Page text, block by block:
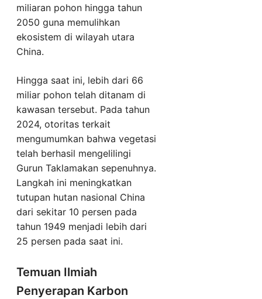
miliaran pohon hingga tahun
2050 guna memulihkan
ekosistem di wilayah utara
China.
Hingga saat ini, lebih dari 66
miliar pohon telah ditanam di
kawasan tersebut. Pada tahun
2024, otoritas terkait
mengumumkan bahwa vegetasi
telah berhasil mengelilingi
Gurun Taklamakan sepenuhnya.
Langkah ini meningkatkan
tutupan hutan nasional China
dari sekitar 10 persen pada
tahun 1949 menjadi lebih dari
25 persen pada saat ini.
Temuan Ilmiah
Penyerapan Karbon